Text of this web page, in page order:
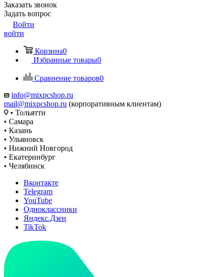
Заказать звонок
Задать вопрос
Войти
войти
Корзина0
Избранные товары0
Сравнение товаров0
info@mixpcshop.ru
mail@mixpcshop.ru (корпоративным клиентам)
• Тольятти
• Самара
• Казань
• Ульяновск
• Нижний Новгород
• Екатеринбург
• Челябинск
Вконтакте
Telegram
YouTube
Одноклассники
Яндекс.Дзен
TikTok